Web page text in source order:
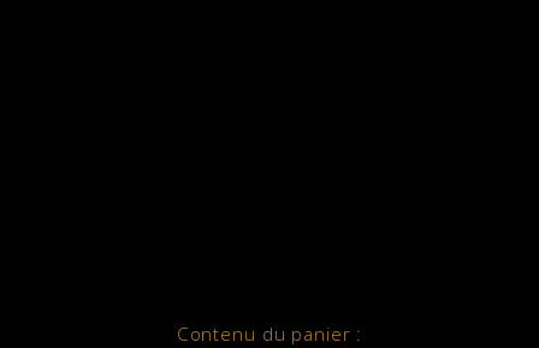
Contenu du panier :